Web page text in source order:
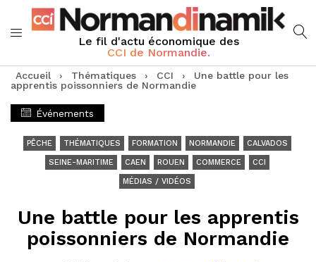
Le fil d'actu économique des
CCI de Normandie.
Accueil › Thématiques › CCI ›
Une battle pour les
apprentis poissonniers de Normandie
Événements
PÊCHE THÉMATIQUES FORMATION NORMANDIE CALVADOS
SEINE-MARITIME CAEN ROUEN COMMERCE CCI
MÉDIAS / VIDÉOS
Une battle pour les apprentis
poissonniers de Normandie